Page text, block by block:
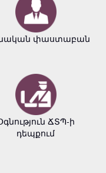
փաստաբան
ՃՏՊ-ի
դեպքում